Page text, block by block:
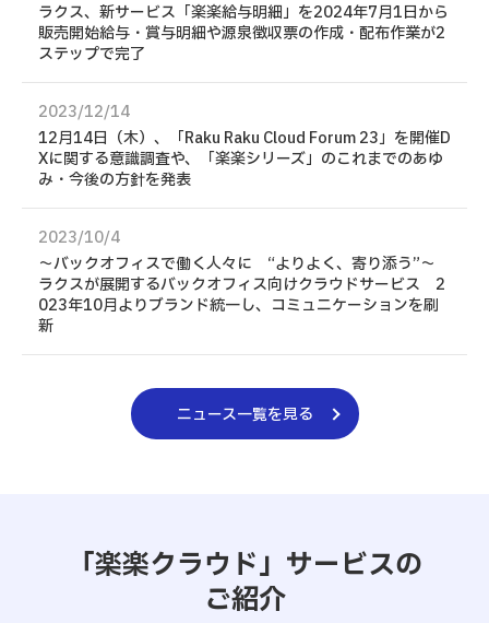
ラクス、新サービス「楽楽給与明細」を2024年7月1日から
販売開始給与・賞与明細や源泉徴収票の作成・配布作業が2
ステップで完了
2023/12/14
12月14日（木）、「Raku Raku Cloud Forum 23」を開催D
Xに関する意識調査や、「楽楽シリーズ」のこれまでのあゆ
み・今後の方針を発表
2023/10/4
～バックオフィスで働く人々に “よりよく、寄り添う”～
ラクスが展開するバックオフィス向けクラウドサービス 2
023年10月よりブランド統一し、コミュニケーションを刷
新
ニュース一覧を見る
「楽楽クラウド」サービスの
ご紹介